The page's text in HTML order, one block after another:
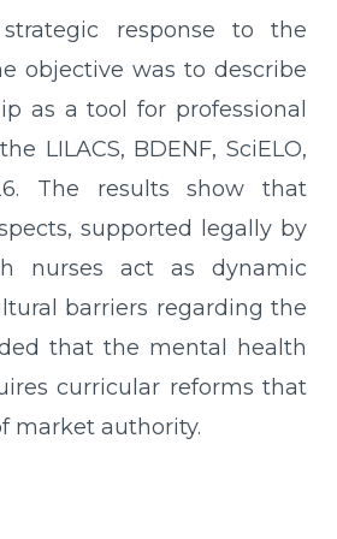
response to the
objective was to describe
as a tool for professional
LILACS, BDENF, SciELO,
The results show that
supported legally by
nurses act as dynamic
barriers regarding the
that the mental health
curricular reforms that
market authority.